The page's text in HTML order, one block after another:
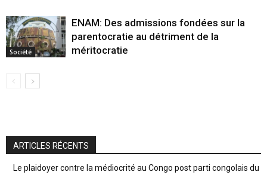
Société
ENAM: Des admissions fondées sur la
parentocratie au détriment de la
méritocratie
ARTICLES RÉCENTS
Le plaidoyer contre la médiocrité au Congo post parti congolais du